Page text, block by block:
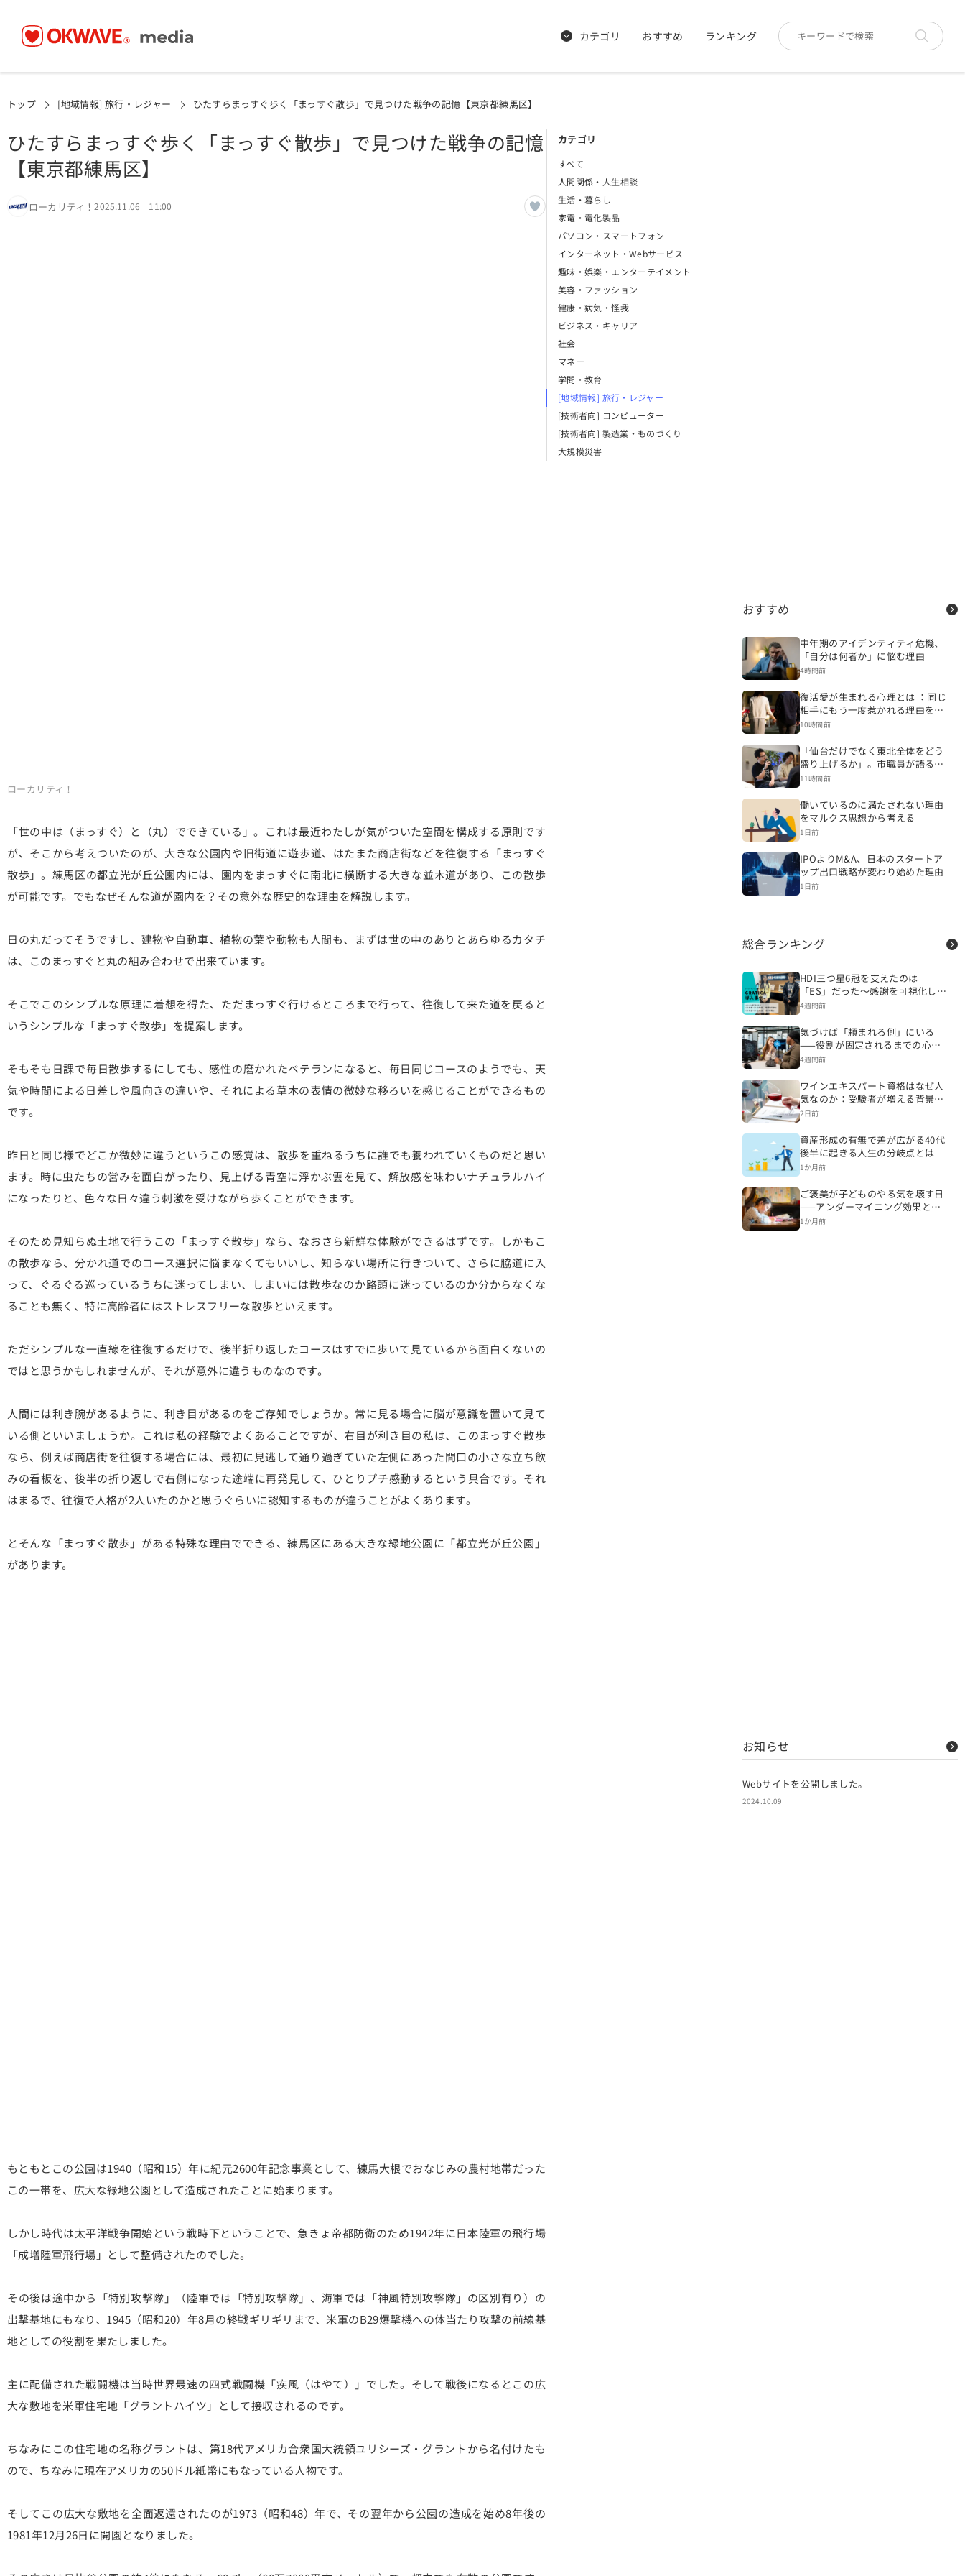
カテゴリ おすすめ ランキング
トップ [地域情報] 旅行・レジャー ひたすらまっすぐ歩く「まっすぐ散歩」で見つけた戦争の記憶【東京都練馬区】
ひたすらまっすぐ歩く「まっすぐ散歩」で見つけた戦争の記憶
【東京都練馬区】
ローカリティ！2025.11.06 11:00
ローカリティ！
「世の中は（まっすぐ）と（丸）でできている」。これは最近わたしが気がついた空間を構成する原則です
が、そこから考えついたのが、大きな公園内や旧街道に遊歩道、はたまた商店街などを往復する「まっすぐ
散歩」。練馬区の都立光が丘公園内には、園内をまっすぐに南北に横断する大きな並木道があり、この散歩
が可能です。でもなぜそんな道が園内を？その意外な歴史的な理由を解説します。
日の丸だってそうですし、建物や自動車、植物の葉や動物も人間も、まずは世の中のありとあらゆるカタチ
は、このまっすぐと丸の組み合わせで出来ています。
そこでこのシンプルな原理に着想を得た、ただまっすぐ行けるところまで行って、往復して来た道を戻ると
いうシンプルな「まっすぐ散歩」を提案します。
そもそも日課で毎日散歩するにしても、感性の磨かれたベテランになると、毎日同じコースのようでも、天
気や時間による日差しや風向きの違いや、それによる草木の表情の微妙な移ろいを感じることができるもの
です。
昨日と同じ様でどこか微妙に違うというこの感覚は、散歩を重ねるうちに誰でも養われていくものだと思い
ます。時に虫たちの営みを面白がったり、見上げる青空に浮かぶ雲を見て、解放感を味わいナチュラルハイ
になったりと、色々な日々違う刺激を受けながら歩くことができます。
そのため見知らぬ土地で行うこの「まっすぐ散歩」なら、なおさら新鮮な体験ができるはずです。しかもこ
の散歩なら、分かれ道でのコース選択に悩まなくてもいいし、知らない場所に行きついて、さらに脇道に入
って、ぐるぐる巡っているうちに迷ってしまい、しまいには散歩なのか路頭に迷っているのか分からなくな
ることも無く、特に高齢者にはストレスフリーな散歩といえます。
ただシンプルな一直線を往復するだけで、後半折り返したコースはすでに歩いて見ているから面白くないの
ではと思うかもしれませんが、それが意外に違うものなのです。
人間には利き腕があるように、利き目があるのをご存知でしょうか。常に見る場合に脳が意識を置いて見て
いる側といいましょうか。これは私の経験でよくあることですが、右目が利き目の私は、このまっすぐ散歩
なら、例えば商店街を往復する場合には、最初に見逃して通り過ぎていた左側にあった間口の小さな立ち飲
みの看板を、後半の折り返しで右側になった途端に再発見して、ひとりプチ感動するという具合です。それ
はまるで、往復で人格が2人いたのかと思うぐらいに認知するものが違うことがよくあります。
とそんな「まっすぐ散歩」がある特殊な理由でできる、練馬区にある大きな緑地公園に「都立光が丘公園」
があります。
もともとこの公園は1940（昭和15）年に紀元2600年記念事業として、練馬大根でおなじみの農村地帯だった
この一帯を、広大な緑地公園として造成されたことに始まります。
しかし時代は太平洋戦争開始という戦時下ということで、急きょ帝都防衛のため1942年に日本陸軍の飛行場
「成増陸軍飛行場」として整備されたのでした。
その後は途中から「特別攻撃隊」（陸軍では「特別攻撃隊」、海軍では「神風特別攻撃隊」の区別有り）の
出撃基地にもなり、1945（昭和20）年8月の終戦ギリギリまで、米軍のB29爆撃機への体当たり攻撃の前線基
地としての役割を果たしました。
主に配備された戦闘機は当時世界最速の四式戦闘機「疾風（はやて）」でした。そして戦後になるとこの広
大な敷地を米軍住宅地「グラントハイツ」として接収されるのです。
ちなみにこの住宅地の名称グラントは、第18代アメリカ合衆国大統領ユリシーズ・グラントから名付けたも
ので、ちなみに現在アメリカの50ドル紙幣にもなっている人物です。
そしてこの広大な敷地を全面返還されたのが1973（昭和48）年で、その翌年から公園の造成を始め8年後の
1981年12月26日に開園となりました。
カテゴリ
すべて
人間関係・人生相談
生活・暮らし
家電・電化製品
パソコン・スマートフォン
インターネット・Webサービス
趣味・娯楽・エンターテイメント
美容・ファッション
健康・病気・怪我
ビジネス・キャリア
社会
マネー
学問・教育
[地域情報] 旅行・レジャー
[技術者向] コンピューター
[技術者向] 製造業・ものづくり
大規模災害
おすすめ
中年期のアイデンティティ危機、
「自分は何者か」に悩む理由
4時間前
復活愛が生まれる心理とは ：同じ
相手にもう一度惹かれる理由を探
る
10時間前
「仙台だけでなく東北全体をどう
盛り上げるか」。市職員が語る東
北全体を見据えた仙台市のローカ
11時間前
働いているのに満たされない理由
をマルクス思想から考える
1日前
IPOよりM&A、日本のスタートア
ップ出口戦略が変わり始めた理由
1日前
総合ランキング
HDI三つ星6冠を支えたのは
「ES」だった～感謝を可視化し、
CSを変える組織づくりへ～
4週間前
気づけば「頼まれる側」にいる
——役割が固定されるまでの心理
的プロセス
4週間前
ワインエキスパート資格はなぜ人
気なのか：受験者が増える背景を
読み解く
2日前
資産形成の有無で差が広がる40代
後半に起きる人生の分岐点とは
1か月前
ご褒美が子どものやる気を壊す日
——アンダーマイニング効果と内
発的動機の話
1か月前
お知らせ
Webサイトを公開しました。
2024.10.09